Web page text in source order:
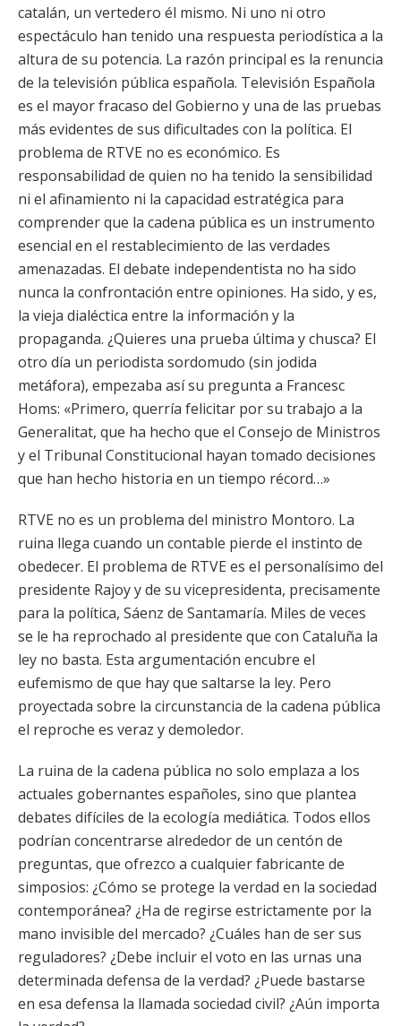
catalán, un vertedero él mismo. Ni uno ni otro
espectáculo han tenido una respuesta periodística a la
altura de su potencia. La razón principal es la renuncia
de la televisión pública española. Televisión Española
es el mayor fracaso del Gobierno y una de las pruebas
más evidentes de sus dificultades con la política. El
problema de RTVE no es económico. Es
responsabilidad de quien no ha tenido la sensibilidad
ni el afinamiento ni la capacidad estratégica para
comprender que la cadena pública es un instrumento
esencial en el restablecimiento de las verdades
amenazadas. El debate independentista no ha sido
nunca la confrontación entre opiniones. Ha sido, y es,
la vieja dialéctica entre la información y la
propaganda. ¿Quieres una prueba última y chusca? El
otro día un periodista sordomudo (sin jodida
metáfora), empezaba así su pregunta a Francesc
Homs: «Primero, querría felicitar por su trabajo a la
Generalitat, que ha hecho que el Consejo de Ministros
y el Tribunal Constitucional hayan tomado decisiones
que han hecho historia en un tiempo récord…»
RTVE no es un problema del ministro Montoro. La
ruina llega cuando un contable pierde el instinto de
obedecer. El problema de RTVE es el personalísimo del
presidente Rajoy y de su vicepresidenta, precisamente
para la política, Sáenz de Santamaría. Miles de veces
se le ha reprochado al presidente que con Cataluña la
ley no basta. Esta argumentación encubre el
eufemismo de que hay que saltarse la ley. Pero
proyectada sobre la circunstancia de la cadena pública
el reproche es veraz y demoledor.
La ruina de la cadena pública no solo emplaza a los
actuales gobernantes españoles, sino que plantea
debates difíciles de la ecología mediática. Todos ellos
podrían concentrarse alrededor de un centón de
preguntas, que ofrezco a cualquier fabricante de
simposios: ¿Cómo se protege la verdad en la sociedad
contemporánea? ¿Ha de regirse estrictamente por la
mano invisible del mercado? ¿Cuáles han de ser sus
reguladores? ¿Debe incluir el voto en las urnas una
determinada defensa de la verdad? ¿Puede bastarse
en esa defensa la llamada sociedad civil? ¿Aún importa